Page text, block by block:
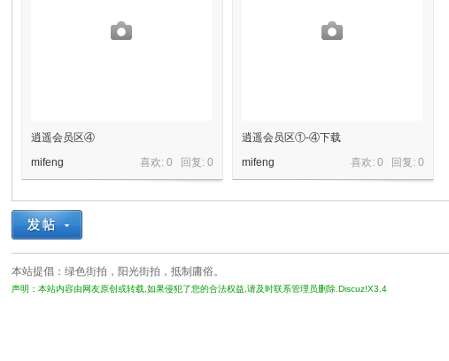
原
逍遥会员区④
喜欢: 0 回复:0
mifeng
逍遥会员区①-④下载
喜欢: 0 回复:0
mifeng
本站提倡：绿色街拍，阳光街拍，抵制庸俗。
声明：本站内容由网友原创或转载,如果侵犯了您的合法权益,请及时联系管理员删除.Discuz!X3.4